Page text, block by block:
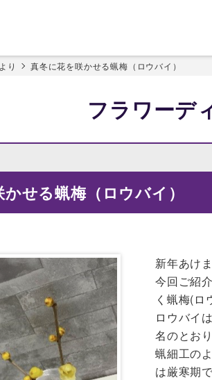
り 真冬に花を咲かせる蝋梅（ロウバイ）
フラワーデ
せる蝋梅（ロウバイ）
新年あけ
今回ご紹
く蝋梅(ロ
ロウバイ
名のとお
蝋細工の
は厳寒期